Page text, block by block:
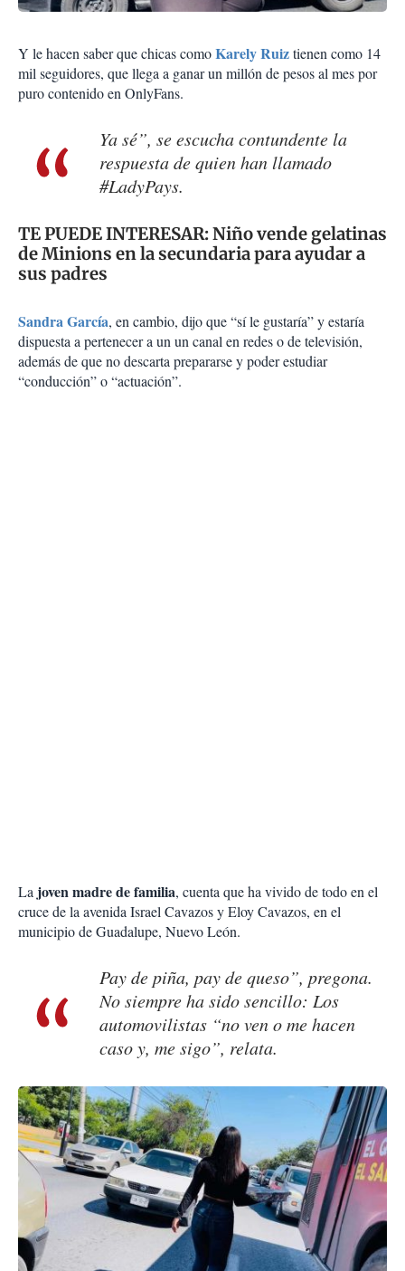
Y le hacen saber que chicas comoKarely Ruiztienen como 14
mil seguidores, que llega a ganar un millón de pesos al mes por
puro contenido en OnlyFans.
Ya sé”, se escucha contundente la
respuesta de quien han llamado
#LadyPays.
TE PUEDE INTERESAR:Niño vende gelatinas
de Minions en la secundaria para ayudar a
sus padres
Sandra García, en cambio, dijo que “sí le gustaría” y estaría
dispuesta a pertenecer a un un canal en redes o de televisión,
además de que no descarta prepararse y poder estudiar
“conducción” o “actuación”.
La joven madre de familia, cuenta que ha vivido de todo en el
cruce de la avenida Israel Cavazos y Eloy Cavazos, en el
municipio de Guadalupe, Nuevo León.
Pay de piña, pay de queso”, pregona.
No siempre ha sido sencillo: Los
automovilistas “no ven o me hacen
caso y, me sigo”, relata.